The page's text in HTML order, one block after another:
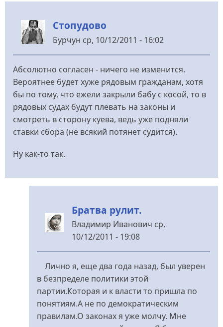
Стопудово
Бурчун ср, 10/12/2011 - 16:02
Абсолютно согласен - ничего не изменится.
Вероятнее будет хуже рядовым гражданам, хотя
бы по тому, что ежели закрыли бабу с косой, то в
рядовых судах будут плевать на законы и
смотреть в сторону куева, ведь уже подняли
ставки сбора (не всякий потянет судится).
Ну как-то так.
Братва рулит.
Владимир Иванович ср,
10/12/2011 - 19:08
У
відповідь
до
Стопудово
від
Бурчун
Лично я, еще два года назад, был уверен
в безпределе политики этой
партии.Которая и к власти то пришла по
понятиям.А не по демократическим
правилам.О законах я уже молчу. Мне